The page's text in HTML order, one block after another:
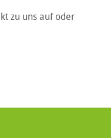
zu uns auf oder